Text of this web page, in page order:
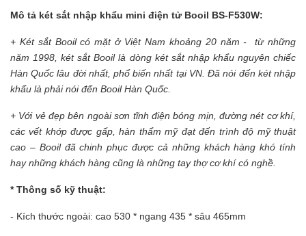
Mô tả két sắt nhập khẩu mini điện tử Booil BS-F530W:
+ Két sắt Booilcó mặt ở Việt Nam khoảng 20 năm - từ những
năm 1998,két sắtBooil là dòng két sắt nhập khẩu nguyên chiếc
Hàn Quốc lâu đời nhất, phổ biến nhất tại VN. Đã nói đến két nhập
khẩu là phải nói đến Booil Hàn Quốc.
+ Với vẻ đẹp bên ngoài sơn tĩnh điện bóng mịn, đường nét cơ khí,
các vết khớp được gấp, hàn thẩm mỹ đạt đến trình độ mỹ thuật
cao – Booil đã chinh phục được cả những khách hàng khó tính
hay những khách hàng cũng là những tay thợ cơ khí có nghề.
* Thông số kỹ thuật:
- Kích thước ngoài: cao 530 * ngang 435 * sâu 465mm